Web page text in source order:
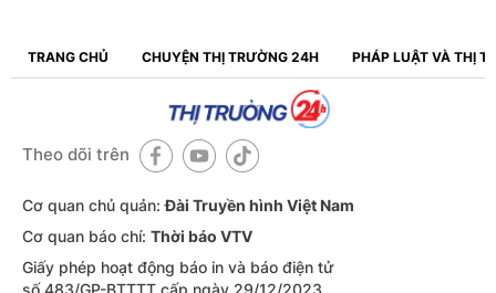
TRANG CHỦ CHUYỆN THỊ TRƯỜNG 24H PHÁP LUẬT VÀ THỊ
Theo dõi trên
Cơ quan chủ quản:Đài Truyền hình Việt Nam
Cơ quan báo chí: Thời báo VTV
Giấy phép hoạt động báo in và báo điện tử
số 483/GP-BTTTT cấp ngày 29/12/2023